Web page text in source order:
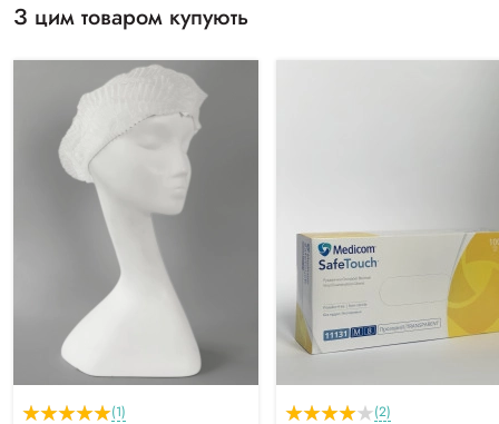
З цим товаром купують
(1) (2)